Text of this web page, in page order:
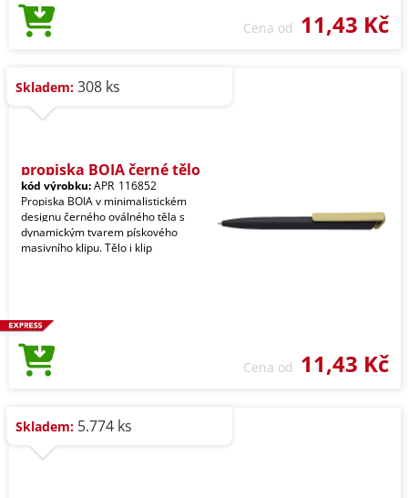
Cena od 11,43 Kč
Skladem: 308 ks
propiska BOIA černé tělo
kód výrobku:APR_116852
Propiska BOIA v minimalistickém
designu černého oválného těla s
dynamickým tvarem pískového
masivního klipu. Tělo i klip
Cena od 11,43 Kč
Skladem: 5.774 ks